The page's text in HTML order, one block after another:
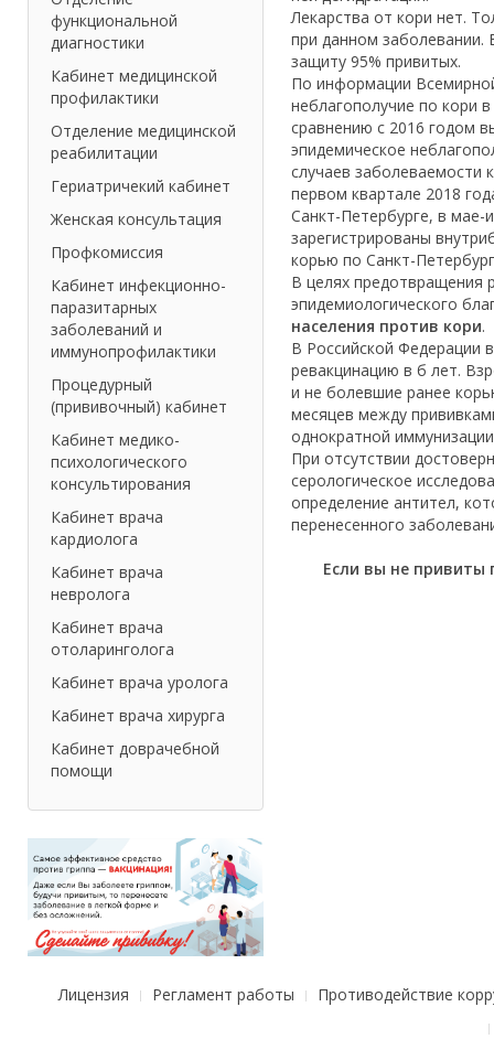
Лекарства от кори нет.
при данном
защиту 95% привитых.
По информации
неблагополучие по кори
сравнению с 2016 годом
эпидемическое
случаев заболеваемости
первом квартале 2018
Санкт-Петербурге, в мае-
зарегистрированы
корью по Санкт-
В целях предотвращения
эпидемиологического
населения против кори.
В Российской Федерации
ревакцинацию в б лет.
и не болевшие ранее
месяцев между
однократной
При отсутствии
серологическое
определение антител,
перенесенного
Если вы не привиты
функциональной
диагностики
Кабинет медицинской
профилактики
Отделение медицинской
реабилитации
Гериатричекий кабинет
Женская консультация
Профкомиссия
Кабинет инфекционно-
паразитарных
заболеваний и
иммунопрофилактики
Процедурный
(прививочный) кабинет
Кабинет медико-
психологического
консультирования
Кабинет врача
кардиолога
Кабинет врача
невролога
Кабинет врача
отоларинголога
Кабинет врача уролога
Кабинет врача хирурга
Кабинет доврачебной
помощи
Лицензия Регламент работы Противодействие